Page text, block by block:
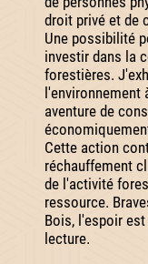
droit privé et de
Une possibilité
investir dans la
forestières.
l'environnement
aventure de
Cette action
réchauffement
de l'activité
ressource.
Bois, l'espoir
lecture.